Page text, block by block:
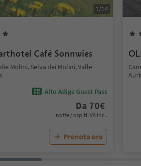
1/14
Café Sonnwies
Molini, Selva dei Molini, Valle
Alto Adige Guest Pass
Da 70€
notte / ospiti IVA incl.
Prenota ora